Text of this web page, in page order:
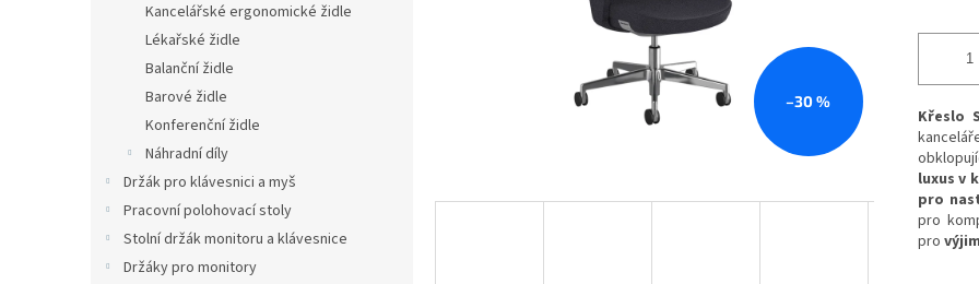
Kancelářské ergonomické židle
Lékařské židle
Balanční židle
Barové židle
Konferenční židle
Náhradní díly
Držák pro klávesnici a myš
Pracovní polohovací stoly
Stolní držák monitoru a klávesnice
Držáky pro monitory
–30 %
Křeslo
luxus v
pro
pro
pro